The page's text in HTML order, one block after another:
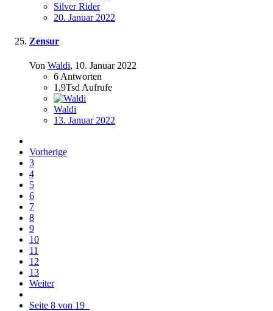
Silver Rider
20. Januar 2022
Zensur
Von Waldi, 10. Januar 2022
6 Antworten
1,9Tsd Aufrufe
Waldi
13. Januar 2022
Vorherige
3
4
5
6
7
8
9
10
11
12
13
Weiter
Seite 8 von 19